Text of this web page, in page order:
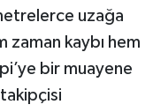
uzağa
zaman kaybı hem
bir muayene